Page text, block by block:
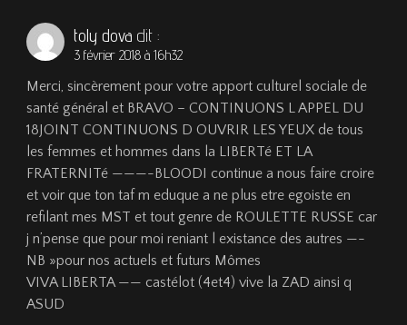
toly dova dit :
3 février 2018 à 16h32
Merci, sincèrement pour votre apport culturel sociale de
santé général et BRAVO – CONTINUONS L APPEL DU
18JOINT CONTINUONS D OUVRIR LES YEUX de tous
les femmes et hommes dans la LIBERTé ET LA
FRATERNITé ———-BLOODI continue a nous faire croire
et voir que ton taf m eduque a ne plus etre egoiste en
refilant mes MST et tout genre de ROULETTE RUSSE car
j n’pense que pour moi reniant l existance des autres —-
NB »pour nos actuels et futurs Mômes
VIVA LIBERTA —— castélot (4et4) vive la ZAD ainsi q
ASUD